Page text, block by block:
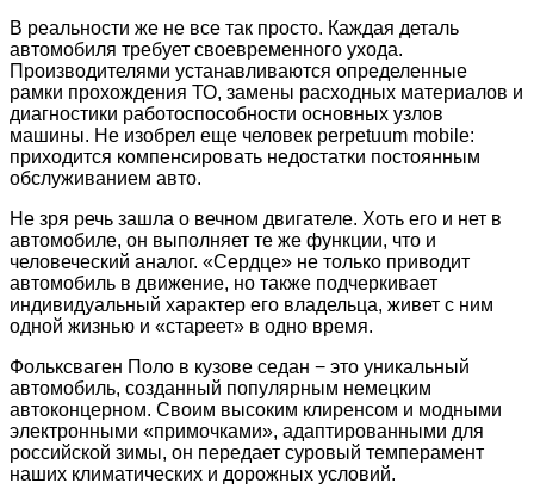
В реальности же не все так просто. Каждая деталь
автомобиля требует своевременного ухода.
Производителями устанавливаются определенные
рамки прохождения ТО, замены расходных материалов и
диагностики работоспособности основных узлов
машины. Не изобрел еще человек perpetuum mobile:
приходится компенсировать недостатки постоянным
обслуживанием авто.
Не зря речь зашла о вечном двигателе. Хоть его и нет в
автомобиле, он выполняет те же функции, что и
человеческий аналог. «Сердце» не только приводит
автомобиль в движение, но также подчеркивает
индивидуальный характер его владельца, живет с ним
одной жизнью и «стареет» в одно время.
Фольксваген Поло в кузове седан − это уникальный
автомобиль, созданный популярным немецким
автоконцерном. Своим высоким клиренсом и модными
электронными «примочками», адаптированными для
российской зимы, он передает суровый темперамент
наших климатических и дорожных условий.